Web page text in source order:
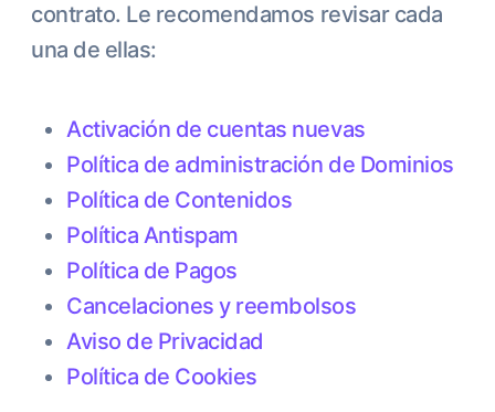
contrato. Le recomendamos revisar cada
una de ellas:
Activación de cuentas nuevas
Política de administración de Dominios
Política de Contenidos
Política Antispam
Política de Pagos
Cancelaciones y reembolsos
Aviso de Privacidad
Política de Cookies